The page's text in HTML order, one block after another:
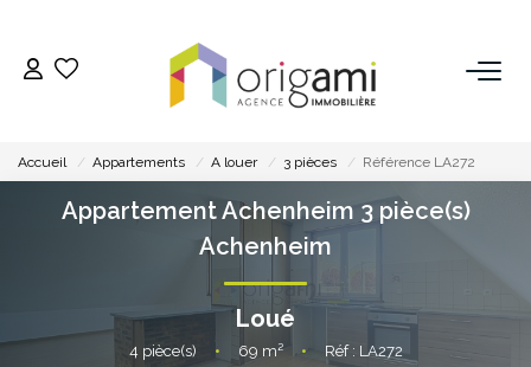
ACHETER
LOUER
VENDRE
Accueil Appartements A louer 3 pièces Référence LA272
Appartement Achenheim 3 pièce(s)
Achenheim
Loué
4 pièce(s) • 69 m² • Réf : LA272